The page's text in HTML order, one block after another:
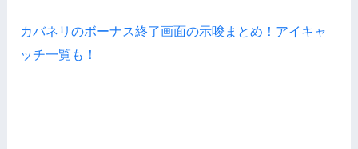
カバネリのボーナス終了画面の示唆まとめ！アイキャ
ッチ一覧も！